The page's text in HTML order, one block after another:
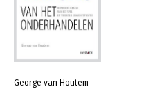
George van Houtem